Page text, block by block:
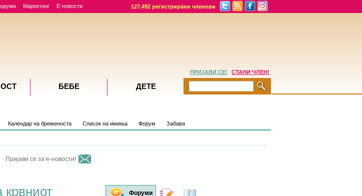
Маркетинг Е-новости 127.492 регистрирани членови
Календар на бременоста Список на имиња Форум Забава
Пријави се за е-новости!
Форуми Дневници
ПРИЈАВИ СЕ! СТАНИ ЧЛЕН!
БЕБЕ ДЕТЕ